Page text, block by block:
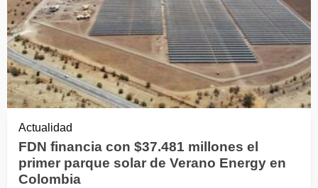
Actualidad
FDN financia con $37.481 millones el
primer parque solar de Verano Energy en
Colombia